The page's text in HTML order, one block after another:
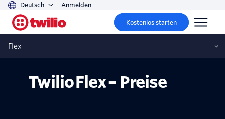
Deutsch Anmelden
Kostenlos starten
Flex
Twilio Flex – Preise